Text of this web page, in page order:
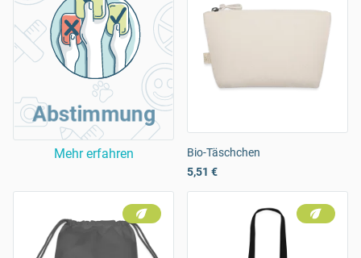
Abstimmung
Mehr erfahren
Bio-Täschchen
5,51 €